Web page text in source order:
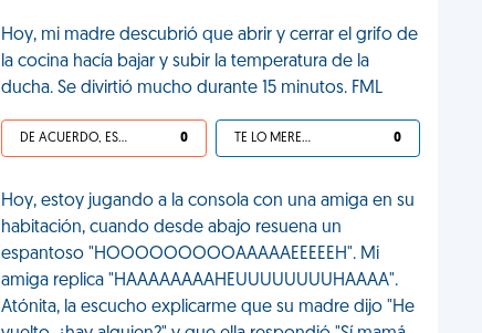
Hoy, mi madre descubrió que abrir y cerrar el grifo de
la cocina hacía bajar y subir la temperatura de la
ducha. Se divirtió mucho durante 15 minutos. FML
DE ACUERDO, ES UNA VIDA HP 0 TE LO MERECES 0
Hoy, estoy jugando a la consola con una amiga en su
habitación, cuando desde abajo resuena un
espantoso "HOOOOOOOOOAAAAAEEEEEH". Mi
amiga replica "HAAAAAAAAHEUUUUUUUUHAAAA".
Atónita, la escucho explicarme que su madre dijo "He